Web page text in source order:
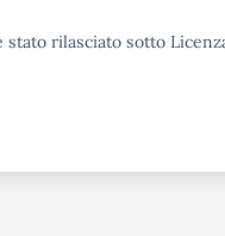
rilasciato sotto